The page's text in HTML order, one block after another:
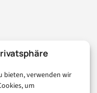
bieten, verwenden wir
um